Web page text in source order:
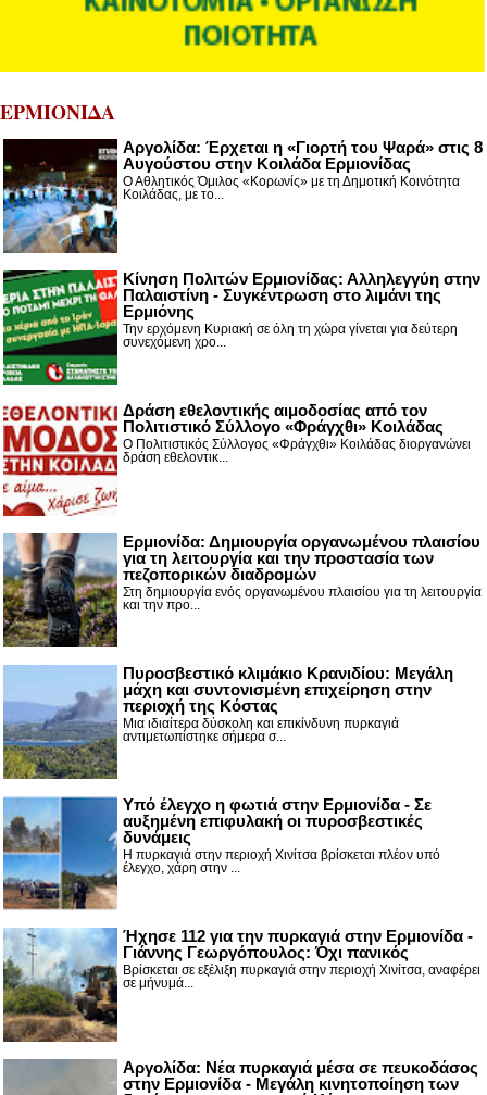
ΕΡΜΙΟΝΙΔΑ
Αργολίδα: Έρχεται η «Γιορτή του Ψαρά» στις 8
Αυγούστου στην Κοιλάδα Ερμιονίδας
Ο Αθλητικός Όμιλος «Κορωνίς» με τη Δημοτική Κοινότητα
Κοιλάδας, με το...
Κίνηση Πολιτών Ερμιονίδας: Αλληλεγγύη στην
Παλαιστίνη - Συγκέντρωση στο λιμάνι της
Ερμιόνης
Την ερχόμενη Κυριακή σε όλη τη χώρα γίνεται για δεύτερη
συνεχόμενη χρο...
Δράση εθελοντικής αιμοδοσίας από τον
Πολιτιστικό Σύλλογο «Φράγχθι» Κοιλάδας
Ο Πολιτιστικός Σύλλογος «Φράγχθι» Κοιλάδας διοργανώνει
δράση εθελοντικ...
Ερμιονίδα: Δημιουργία οργανωμένου πλαισίου
για τη λειτουργία και την προστασία των
πεζοπορικών διαδρομών
Στη δημιουργία ενός οργανωμένου πλαισίου για τη λειτουργία
και την προ...
Πυροσβεστικό κλιμάκιο Κρανιδίου: Μεγάλη
μάχη και συντονισμένη επιχείρηση στην
περιοχή της Κόστας
Μια ιδιαίτερα δύσκολη και επικίνδυνη πυρκαγιά
αντιμετωπίστηκε σήμερα σ...
Υπό έλεγχο η φωτιά στην Ερμιονίδα - Σε
αυξημένη επιφυλακή οι πυροσβεστικές
δυνάμεις
Η πυρκαγιά στην περιοχή Χινίτσα βρίσκεται πλέον υπό
έλεγχο, χάρη στην ...
Ήχησε 112 για την πυρκαγιά στην Ερμιονίδα -
Γιάννης Γεωργόπουλος: Όχι πανικός
Βρίσκεται σε εξέλιξη πυρκαγιά στην περιοχή Χινίτσα, αναφέρει
σε μήνυμά...
Αργολίδα: Νέα πυρκαγιά μέσα σε πευκοδάσος
στην Ερμιονίδα - Μεγάλη κινητοποίηση των